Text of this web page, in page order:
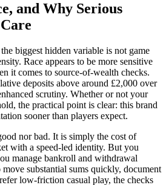
and Why Serious
biggest hidden variable is not game
Race appears to be more sensitive
it comes to source-of-wealth checks.
deposits above around £2,000 over
scrutiny. Whether or not your
the practical point is clear: this brand
sooner than players expect.
nor bad. It is simply the cost of
with a speed-led identity. But you
manage bankroll and withdrawal
substantial sums quickly, document
low-friction casual play, the checks